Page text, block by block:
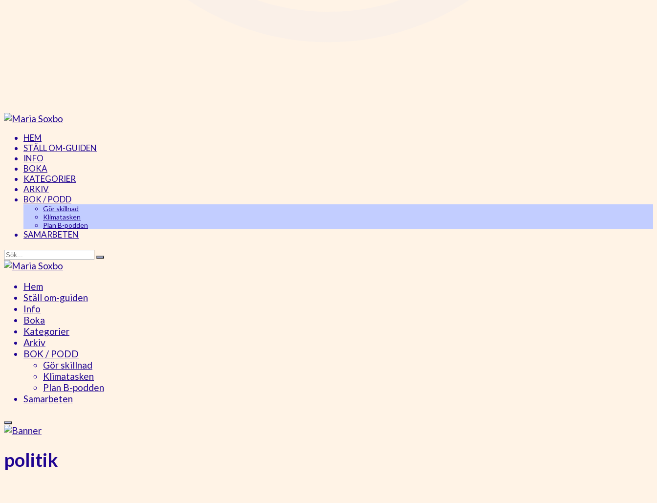
HEM
STÄLL OM-GUIDEN
INFO
BOKA
KATEGORIER
ARKIV
BOK / PODD
Gör skillnad
Klimatasken
Plan B-podden
SAMARBETEN
Hem
Ställ om-guiden
Info
Boka
Kategorier
Arkiv
BOK / PODD
Gör skillnad
Klimatasken
Plan B-podden
Samarbeten
politik